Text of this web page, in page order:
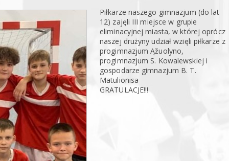
Piłkarze naszego gimnazjum (do lat
12) zajęli III miejsce w grupie
eliminacyjnej miasta, w której oprócz
naszej drużyny udział wzięli piłkarze z
progimnazjum Ąžuolyno,
progimnazjum S. Kowalewskiej i
gospodarze gimnazjum B. T.
Matulionisa
GRATULACJE!!!